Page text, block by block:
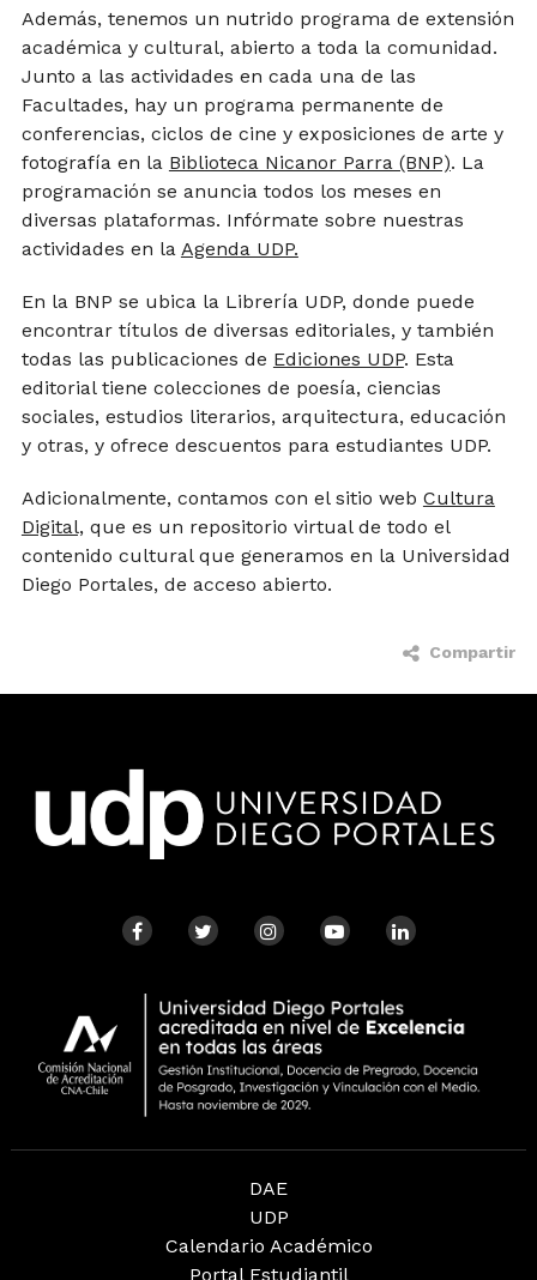
Compartir
Además, tenemos un nutrido programa de extensión
académica y cultural, abierto a toda la comunidad.
Junto a las actividades en cada una de las
Facultades, hay un programa permanente de
conferencias, ciclos de cine y exposiciones de arte y
fotografía en la Biblioteca Nicanor Parra (BNP). La
programación se anuncia todos los meses en
diversas plataformas. Infórmate sobre nuestras
actividades en la Agenda UDP.
En la BNP se ubica la Librería UDP, donde puede
encontrar títulos de diversas editoriales, y también
todas las publicaciones de Ediciones UDP. Esta
editorial tiene colecciones de poesía, ciencias
sociales, estudios literarios, arquitectura, educación
y otras, y ofrece descuentos para estudiantes UDP.
Adicionalmente, contamos con el sitio web Cultura
Digital,que es un repositorio virtual de todo el
contenido cultural que generamos en la Universidad
Diego Portales, de acceso abierto.
DAE
UDP
Calendario Académico
Portal Estudiantil